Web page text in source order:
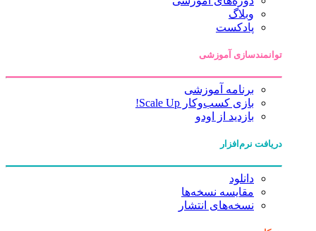
وبلاگ
پادکست
توانمندسازی آموزشی
برنامه آموزشی
بازی کسب‌وکار Scale Up!
بازدید از اودو
دریافت نرم‌افزار
دانلود
مقایسه نسخه‌ها
نسخه‌های انتشار